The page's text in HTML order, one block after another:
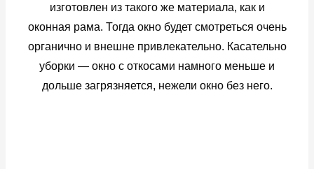
изготовлен из такого же материала, как и
оконная рама. Тогда окно будет смотреться очень
органично и внешне привлекательно. Касательно
уборки — окно с откосами намного меньше и
дольше загрязняется, нежели окно без него.